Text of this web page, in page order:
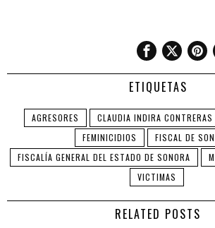
ETIQUETAS
AGRESORES CLAUDIA INDIRA CONTRERAS
FEMINICIDIOS
FISCAL DE
FISCALÍA GENERAL DEL ESTADO DE SONORA
VICTIMAS
RELATED POSTS